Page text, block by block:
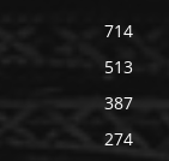
714
513
387
274